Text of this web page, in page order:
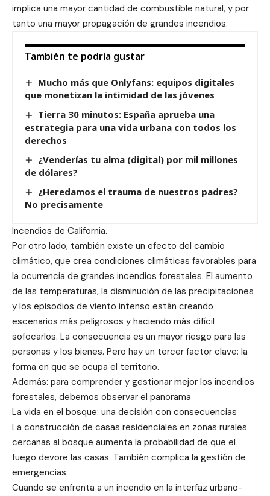
implica una mayor cantidad de combustible natural, y por
tanto una mayor propagación de grandes incendios.
También te podría gustar
Mucho más que Onlyfans: equipos digitales
que monetizan la intimidad de las jóvenes
Tierra 30 minutos: España aprueba una
estrategia para una vida urbana con todos los
derechos
¿Venderías tu alma (digital) por mil millones
de dólares?
¿Heredamos el trauma de nuestros padres?
No precisamente
Incendios de California.
Por otro lado, también existe un efecto del cambio
climático, que crea condiciones climáticas favorables para
la ocurrencia de grandes incendios forestales. El aumento
de las temperaturas, la disminución de las precipitaciones
y los episodios de viento intenso están creando
escenarios más peligrosos y haciendo más difícil
sofocarlos. La consecuencia es un mayor riesgo para las
personas y los bienes. Pero hay un tercer factor clave: la
forma en que se ocupa el territorio.
Además: para comprender y gestionar mejor los incendios
forestales, debemos observar el panorama
La vida en el bosque: una decisión con consecuencias
La construcción de casas residenciales en zonas rurales
cercanas al bosque aumenta la probabilidad de que el
fuego devore las casas. También complica la gestión de
emergencias.
Cuando se enfrenta a un incendio en la interfaz urbano-